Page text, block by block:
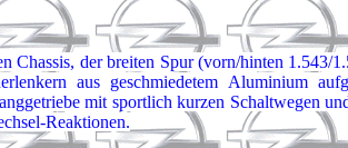
der breiten Spur (vorn/hinten 1.543/
aus geschmiedetem Aluminium
mit sportlich kurzen Schaltwegen
Reaktionen.